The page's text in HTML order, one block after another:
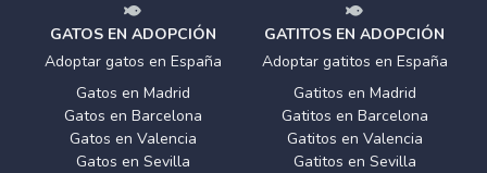
GATOS EN ADOPCIÓN
Adoptar gatos en España
Gatos en Madrid
Gatos en Barcelona
Gatos en Valencia
Gatos en Sevilla
GATITOS EN ADOPCIÓN
Adoptar gatitos en España
Gatitos en Madrid
Gatitos en Barcelona
Gatitos en Valencia
Gatitos en Sevilla